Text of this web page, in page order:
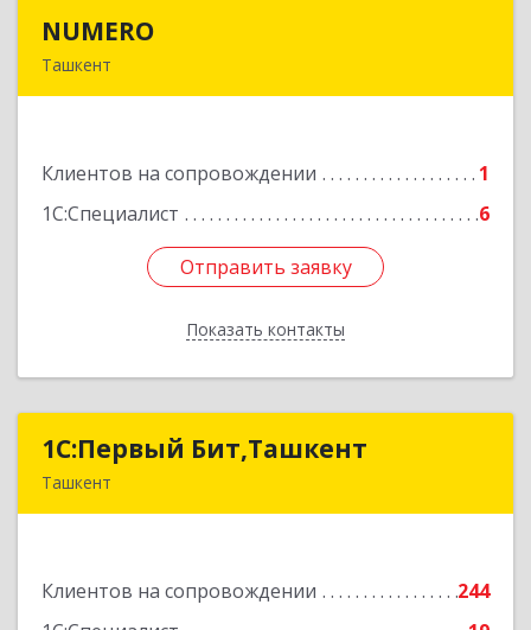
NUMERO
Ташкент
Клиентов на сопровождении
1
1С:Специалист
6
Отправить заявку
Показать контакты
Подробнее
Отправить заявку
Назад
1C:Первый Бит,Ташкент
Ташкент
Клиентов на сопровождении
244
1C:Первый Бит,Ташкент
Подробнее